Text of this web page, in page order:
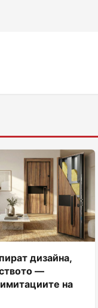
дизайна,
—
на